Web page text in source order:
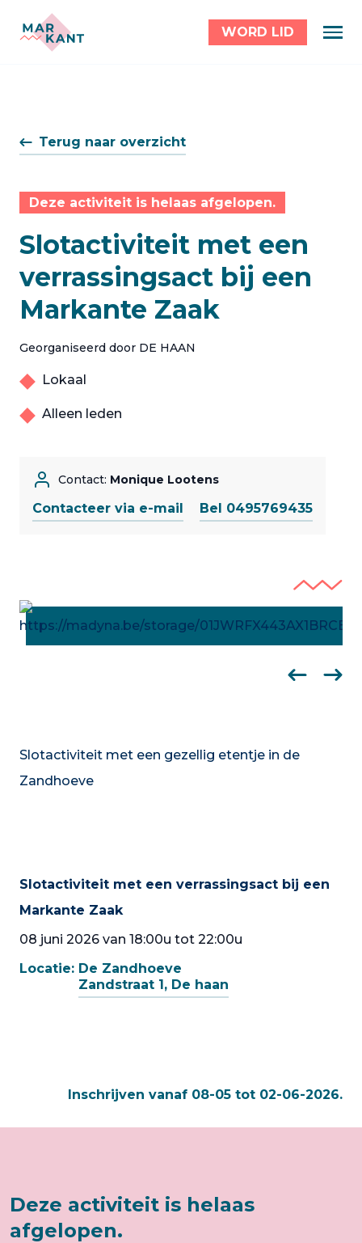
WORD LID
Terug naar overzicht
Deze activiteit is helaas afgelopen.
Slotactiviteit met een
verrassingsact bij een
Markante Zaak
Georganiseerd door DE HAAN
Lokaal
Alleen leden
Contact: Monique Lootens
Contacteer via e-mail Bel 0495769435
Slotactiviteit met een gezellig etentje in de
Zandhoeve
Slotactiviteit met een verrassingsact bij een
Markante Zaak
08 juni 2026 van 18:00u tot 22:00u
Locatie: De Zandhoeve
Zandstraat 1, De haan
Inschrijven vanaf 08-05 tot 02-06-2026.
Deze activiteit is helaas
afgelopen.